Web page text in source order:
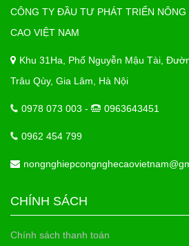
CÔNG TY ĐẦU TƯ PHÁT TRIỂN NÔNG
CAO VIỆT NAM
Khu 31Ha, Phố Nguyễn Mậu Tài,
Trâu Qùy, Gia Lâm, Hà Nội
0978 073 003 - 0963643451
0962 454 799
CHÍNH SÁCH
Chính sách thanh toán